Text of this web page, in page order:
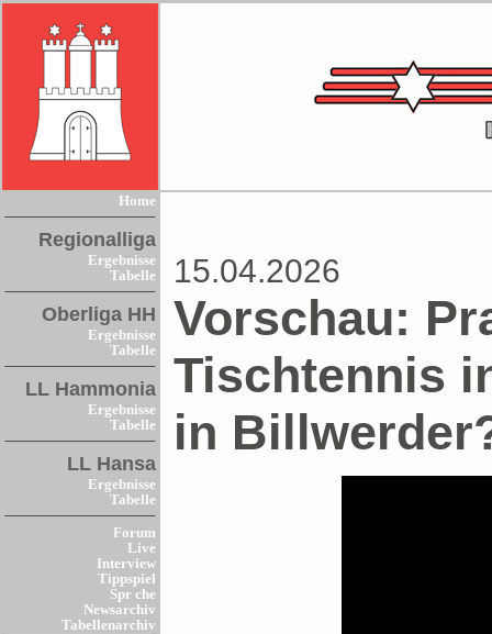
Home
Regionalliga
Ergebnisse
Tabelle
Oberliga HH
Ergebnisse
Tabelle
LL Hammonia
Ergebnisse
Tabelle
LL Hansa
Ergebnisse
Tabelle
Forum
Live
Interview
Tippspiel
Spr che
Newsarchiv
Tabellenarchiv
15.04.2026
Vorschau:
Tischtennis
in